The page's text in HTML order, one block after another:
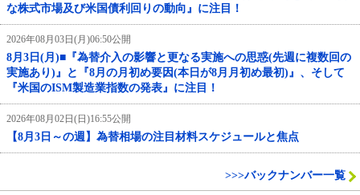
な株式市場及び米国債利回りの動向』に注目！
2026年08月03日(月)06:50公開
8月3日(月)■『為替介入の影響と更なる実施への思惑(先週に複数回の
実施あり)』と『8月の月初め要因(本日が8月月初め最初)』、そして
『米国のISM製造業指数の発表』に注目！
2026年08月02日(日)16:55公開
【8月3日～の週】為替相場の注目材料スケジュールと焦点
>>>バックナンバー一覧